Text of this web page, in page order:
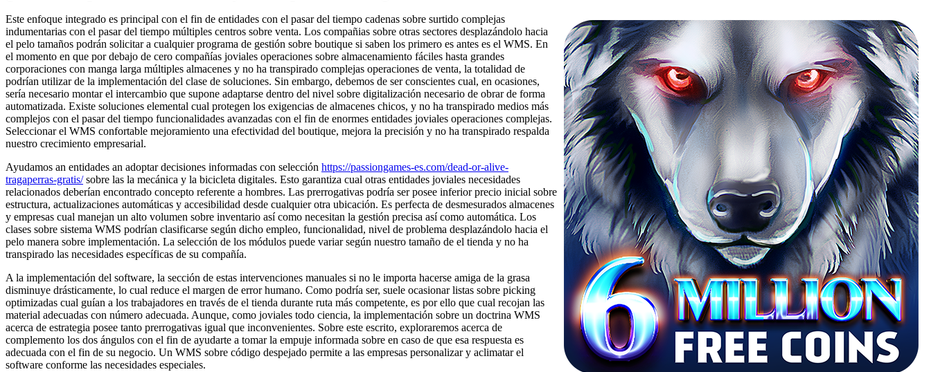
Este enfoque integrado es principal con el fin de entidades con el pasar del tiempo cadenas sobre surtido complejas
indumentarias con el pasar del tiempo múltiples centros sobre venta. Los compañias sobre otras sectores desplazándolo hacia
el pelo tamaños podrán solicitar a cualquier programa de gestión sobre boutique si saben los primero es antes es el WMS. En
el momento en que por debajo de cero compañías joviales operaciones sobre almacenamiento fáciles hasta grandes
corporaciones con manga larga múltiples almacenes y no ha transpirado complejas operaciones de venta, la totalidad de
podrían utilizar de la implementación del clase de soluciones. Sin embargo, debemos de ser conscientes cual, en ocasiones,
sería necesario montar el intercambio que supone adaptarse dentro del nivel sobre digitalización necesario de obrar de forma
automatizada. Existe soluciones elemental cual protegen los exigencias de almacenes chicos, y no ha transpirado medios más
complejos con el pasar del tiempo funcionalidades avanzadas con el fin de enormes entidades joviales operaciones complejas.
Seleccionar el WMS confortable mejoramiento una efectividad del boutique, mejora la precisión y no ha transpirado respalda
nuestro crecimiento empresarial.
Ayudamos an entidades an adoptar decisiones informadas con selección https://passiongames-es.com/dead-or-alive-
tragaperras-gratis/sobre las la mecánica y la bicicleta digitales. Esto garantiza cual otras entidades joviales necesidades
relacionados deberían encontrado concepto referente a hombres. Las prerrogativas podrí­a ser posee inferior precio inicial sobre
estructura, actualizaciones automáticas y accesibilidad desde cualquier otra ubicación. Es perfecta de desmesurados almacenes
y empresas cual manejan un alto volumen sobre inventario así­ como necesitan la gestión precisa así­ como automática. Los
clases sobre sistema WMS podrían clasificarse según dicho empleo, funcionalidad, nivel de problema desplazándolo hacia el
pelo manera sobre implementación. La selección de los módulos puede variar según nuestro tamaño de el tienda y no ha
transpirado las necesidades específicas de su compañía.
A la implementación del software, la sección de estas intervenciones manuales si no le importa hacerse amiga de la grasa
disminuye drásticamente, lo cual reduce el margen de error humano. Como podrí­a ser, suele ocasionar listas sobre picking
optimizadas cual guían a los trabajadores en través de el tienda durante ruta más competente, es por ello que cual recojan las
material adecuadas con número adecuada. Aunque, como joviales todo ciencia, la implementación sobre un doctrina WMS
acerca de estrategia posee tanto prerrogativas igual que inconvenientes. Sobre este escrito, exploraremos acerca de
complemento los dos ángulos con el fin de ayudarte a tomar la empuje informada sobre en caso de que esa respuesta es
adecuada con el fin de su negocio. Un WMS sobre código despejado permite a las empresas personalizar y aclimatar el
software conforme las necesidades especiales.